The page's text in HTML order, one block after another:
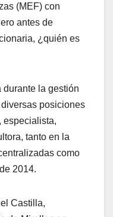
(MEF) con
antes de
¿quién es
durante la gestión
posiciones
especialista,
tanto en la
como
2014.
Castilla,